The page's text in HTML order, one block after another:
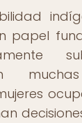
papel
muchas